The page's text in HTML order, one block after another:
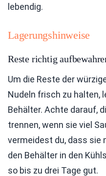
lebendig.
Lagerungshinweise
Reste richtig
Um die Reste der
Nudeln frisch zu halten,
Behälter. Achte darauf,
trennen, wenn sie viel
vermeidest du, dass sie
den Behälter in den
so bis zu drei Tage gut.